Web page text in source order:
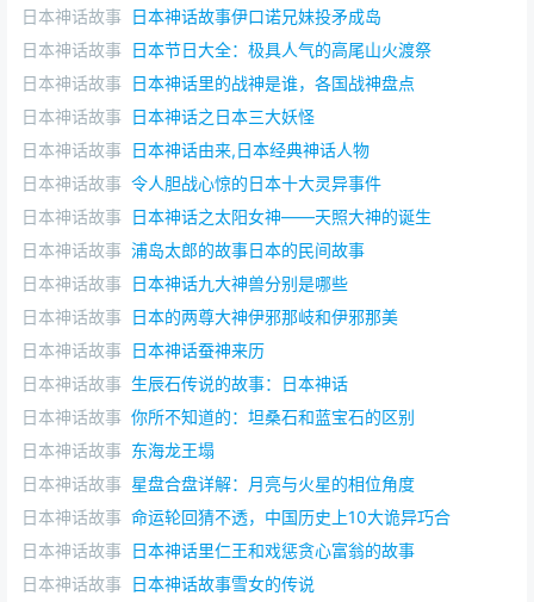
日本神话故事 日本神话故事伊口诺兄妹投矛成岛
日本神话故事 日本节日大全：极具人气的高尾山火渡祭
日本神话故事 日本神话里的战神是谁，各国战神盘点
日本神话故事 日本神话之日本三大妖怪
日本神话故事 日本神话由来,日本经典神话人物
日本神话故事 令人胆战心惊的日本十大灵异事件
日本神话故事 日本神话之太阳女神——天照大神的诞生
日本神话故事 浦岛太郎的故事日本的民间故事
日本神话故事 日本神话九大神兽分别是哪些
日本神话故事 日本的两尊大神伊邪那岐和伊邪那美
日本神话故事 日本神话蚕神来历
日本神话故事 生辰石传说的故事：日本神话
日本神话故事 你所不知道的：坦桑石和蓝宝石的区别
日本神话故事 东海龙王塌
日本神话故事 星盘合盘详解：月亮与火星的相位角度
日本神话故事 命运轮回猜不透，中国历史上10大诡异巧合
日本神话故事 日本神话里仁王和戏惩贪心富翁的故事
日本神话故事 日本神话故事雪女的传说